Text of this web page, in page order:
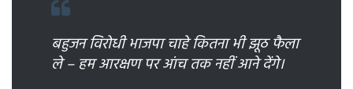
बहुजन विरोधी भाजपा चाहे कितना भी झूठ फैला
ले – हम आरक्षण पर आंच तक नहीं आने देंगे।